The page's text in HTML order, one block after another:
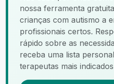
nossa ferramenta
crianças com autismo a
profissionais certos.
rápido sobre as
receba uma lista
terapeutas mais